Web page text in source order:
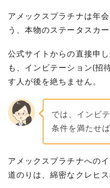
アメックスプラチナは年
う、本物のステータスカー
公式サイトからの直接申
も、インビテーション(招
す人が後を絶ちません。
では、インビ
条件を満たせ
アメックスプラチナへの
道のりは、綿密なクレヒ